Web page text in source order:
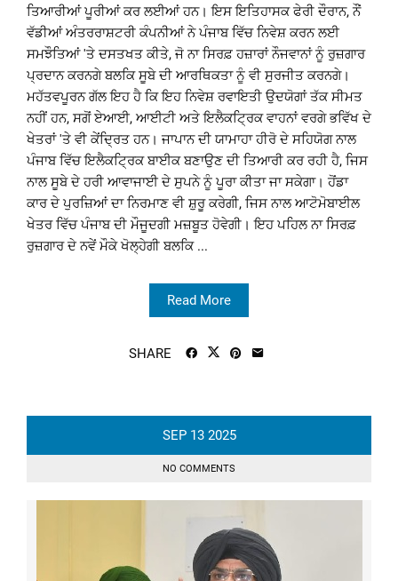
ਤਿਆਰੀਆਂ ਪੂਰੀਆਂ ਕਰ ਲਈਆਂ ਹਨ। ਇਸ ਇਤਿਹਾਸਕ ਫੇਰੀ ਦੌਰਾਨ, ਨੌਂ
ਵੱਡੀਆਂ ਅੰਤਰਰਾਸ਼ਟਰੀ ਕੰਪਨੀਆਂ ਨੇ ਪੰਜਾਬ ਵਿੱਚ ਨਿਵੇਸ਼ ਕਰਨ ਲਈ
ਸਮਝੌਤਿਆਂ 'ਤੇ ਦਸਤਖਤ ਕੀਤੇ, ਜੋ ਨਾ ਸਿਰਫ਼ ਹਜ਼ਾਰਾਂ ਨੌਜਵਾਨਾਂ ਨੂੰ ਰੁਜ਼ਗਾਰ
ਪ੍ਰਦਾਨ ਕਰਨਗੇ ਬਲਕਿ ਸੂਬੇ ਦੀ ਆਰਥਿਕਤਾ ਨੂੰ ਵੀ ਸੁਰਜੀਤ ਕਰਨਗੇ।
ਮਹੱਤਵਪੂਰਨ ਗੱਲ ਇਹ ਹੈ ਕਿ ਇਹ ਨਿਵੇਸ਼ ਰਵਾਇਤੀ ਉਦਯੋਗਾਂ ਤੱਕ ਸੀਮਤ
ਨਹੀਂ ਹਨ, ਸਗੋਂ ਏਆਈ, ਆਈਟੀ ਅਤੇ ਇਲੈਕਟ੍ਰਿਕ ਵਾਹਨਾਂ ਵਰਗੇ ਭਵਿੱਖ ਦੇ
ਖੇਤਰਾਂ 'ਤੇ ਵੀ ਕੇਂਦ੍ਰਿਤ ਹਨ। ਜਾਪਾਨ ਦੀ ਯਾਮਾਹਾ ਹੀਰੋ ਦੇ ਸਹਿਯੋਗ ਨਾਲ
ਪੰਜਾਬ ਵਿੱਚ ਇਲੈਕਟ੍ਰਿਕ ਬਾਈਕ ਬਣਾਉਣ ਦੀ ਤਿਆਰੀ ਕਰ ਰਹੀ ਹੈ, ਜਿਸ
ਨਾਲ ਸੂਬੇ ਦੇ ਹਰੀ ਆਵਾਜਾਈ ਦੇ ਸੁਪਨੇ ਨੂੰ ਪੂਰਾ ਕੀਤਾ ਜਾ ਸਕੇਗਾ। ਹੋਂਡਾ
ਕਾਰ ਦੇ ਪੁਰਜ਼ਿਆਂ ਦਾ ਨਿਰਮਾਣ ਵੀ ਸ਼ੁਰੂ ਕਰੇਗੀ, ਜਿਸ ਨਾਲ ਆਟੋਮੋਬਾਈਲ
ਖੇਤਰ ਵਿੱਚ ਪੰਜਾਬ ਦੀ ਮੌਜੂਦਗੀ ਮਜ਼ਬੂਤ ​​ਹੋਵੇਗੀ। ਇਹ ਪਹਿਲ ਨਾ ਸਿਰਫ਼
ਰੁਜ਼ਗਾਰ ਦੇ ਨਵੇਂ ਮੌਕੇ ਖੋਲ੍ਹੇਗੀ ਬਲਕਿ ...
Read More
SHARE
SEP 13 2025
NO COMMENTS